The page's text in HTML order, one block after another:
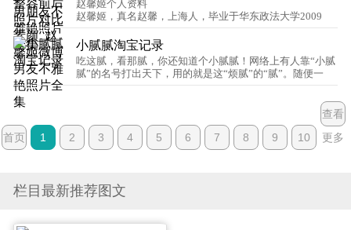
不雅艳照片全集
赵馨姬个人资料
赵馨姬，真名赵馨，上海人，毕业于华东政法大学2009
级，凭借网络流传校花照片而走红。
姓名：赵馨姬赵馨姬 性别：女
生日：1988年11月7日
星座：天蝎座
毕业院校：华东政法大学外语学院
小腻腻淘宝记录
吃这腻，看那腻，你还知道个小腻腻！网络上有人靠“小腻
腻”的名号打出天下，用的就是这“烦腻”的“腻”。随便一
搜“小腻腻”，出来的词条什么内容都有，“淘宝达人”、“网
班”、“美食草根名人”……让人万般好奇，这“小腻腻”，是
人是物？…
首页 1 2 3 4 5 6 7 8 9 10
查看
更多
栏目最新推荐图文